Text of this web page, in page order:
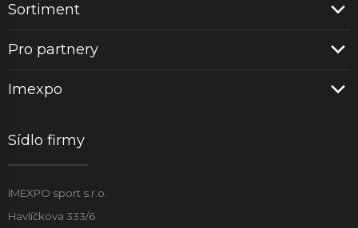
Sortiment
Pro partnery
Imexpo
Sídlo firmy
IMEXPO sport s.r.o.
Havlíčkova 333/6